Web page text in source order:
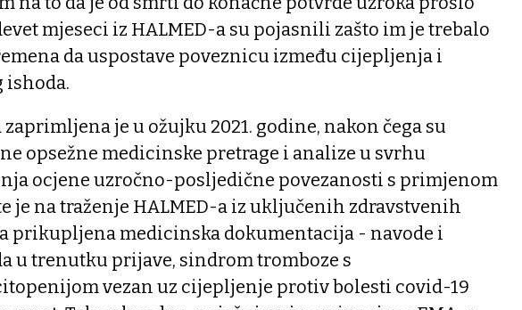
mjeseci iz HALMED-a su pojasnili zašto im je trebalo
da uspostave poveznicu između cijepljenja i
ishoda.
zaprimljena je u ožujku 2021. godine, nakon čega su
opsežne medicinske pretrage i analize u svrhu
ocjene uzročno-posljedične povezanosti s primjenom
je na traženje HALMED-a iz uključenih zdravstvenih
prikupljena medicinska dokumentacija - navode i
u trenutku prijave, sindrom tromboze s
vezan uz cijepljenje protiv bolesti covid-19